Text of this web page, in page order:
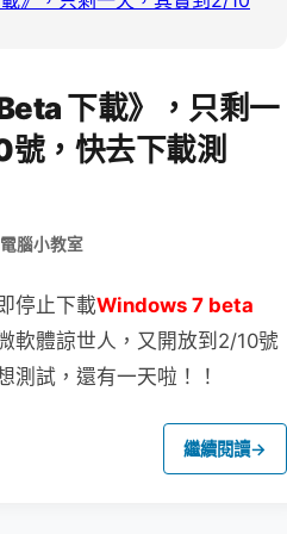
下載》，只剩一
，快去下載測
電腦小教室
停止下載Windows 7 beta
軟體諒世人，又開放到2/10號
測試，還有一天啦！！
繼續閱讀→